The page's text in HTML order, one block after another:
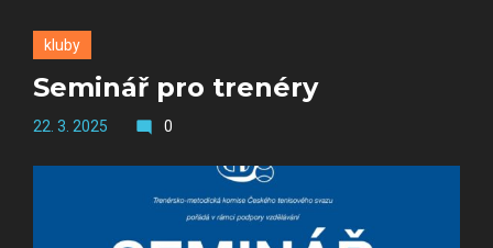
kluby
Seminář pro trenéry
22. 3. 2025 mode_comment 0